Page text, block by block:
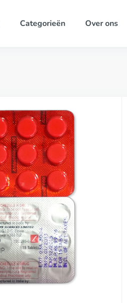
Categorieën Over ons